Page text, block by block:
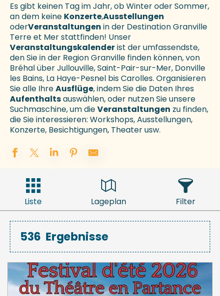
Es gibt keinen Tag im Jahr, ob Winter oder Sommer,
an dem keine Konzerte,Ausstellungen
oderVeranstaltungen in der Destination Granville
Terre et Mer stattfinden! Unser
Veranstaltungskalenderist der umfassendste,
den Sie in der Region Granville finden können, von
Bréhal über Jullouville, Saint-Pair-sur-Mer, Donville
les Bains, La Haye-Pesnel bis Carolles. Organisieren
Sie alle IhreAusflüge, indem Sie die Daten Ihres
Aufenthaltsauswählen, oder nutzen Sie unsere
Suchmaschine, um dieVeranstaltungen zu finden,
die Sie interessieren: Workshops, Ausstellungen,
Konzerte, Besichtigungen, Theater usw.
Liste Lageplan Filter
536 Ergebnisse